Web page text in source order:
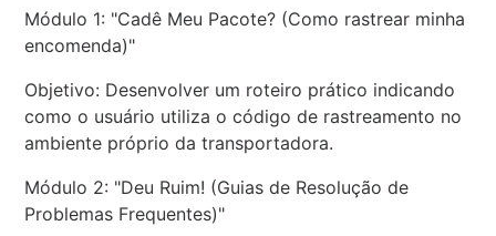
Módulo 1: "Cadê Meu Pacote? (Como rastrear minha
encomenda)"
Objetivo: Desenvolver um roteiro prático indicando
como o usuário utiliza o código de rastreamento no
ambiente próprio da transportadora.
Módulo 2: "Deu Ruim! (Guias de Resolução de
Problemas Frequentes)"